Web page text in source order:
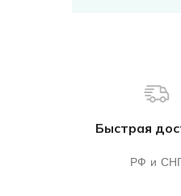
Быстрая
РФ и